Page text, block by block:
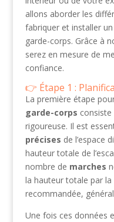
allons aborder les
fabriquer et installer
garde-corps. Grâce à
serez en mesure de
confiance.
Étape 1 :
La première étape
garde-corps
rigoureuse. Il est
précises de l’espace
hauteur totale de
nombre de marches
la hauteur totale par
recommandée,
Une fois ces données